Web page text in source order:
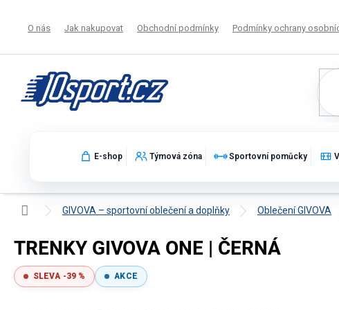
O nás Jak nakupovat Obchodní podmínky Podmínky ochrany
E-shop Týmová zóna Sportovní pomůcky
Domů GIVOVA – sportovní oblečení a doplňky Oblečení GIVOVA
TRENKY GIVOVA ONE | ČERNÁ
SLEVA -39 % AKCE